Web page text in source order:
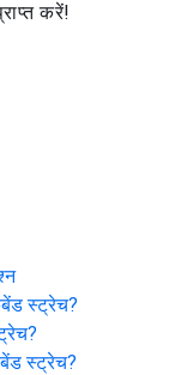
करें!
स्ट्रेच?
?
स्ट्रेच?